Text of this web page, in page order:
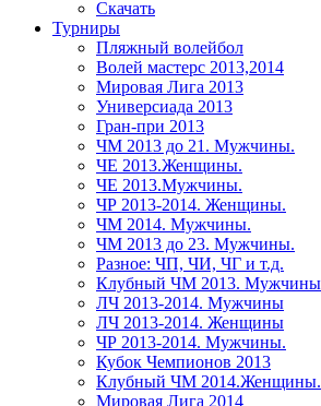
Скачать
Турниры
Пляжный волейбол
Волей мастерс 2013,2014
Мировая Лига 2013
Универсиада 2013
Гран-при 2013
ЧМ 2013 до 21. Мужчины.
ЧЕ 2013.Женщины.
ЧЕ 2013.Мужчины.
ЧР 2013-2014. Женщины.
ЧМ 2014. Мужчины.
ЧМ 2013 до 23. Мужчины.
Разное: ЧП, ЧИ, ЧГ и т.д.
Клубный ЧМ 2013.
ЛЧ 2013-2014. Мужчины
ЛЧ 2013-2014. Женщины
ЧР 2013-2014. Мужчины.
Кубок Чемпионов 2013
Клубный ЧМ 2014.Женщины.
Мировая Лига 2014